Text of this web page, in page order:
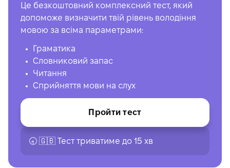
Це безкоштовний комплексний тест, який
допоможе визначити твій рівень володіння
мовою за всіма параметрами:
Граматика
Словниковий запас
Читання
Сприйняття мови на слух
Пройти тест
🕣 🇬🇧 Тест триватиме до 15 хв